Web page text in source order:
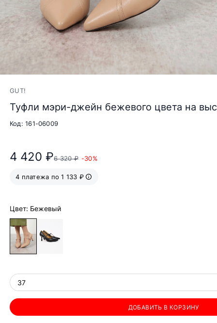
GUT!
Туфли мэри-джейн бежевого цвета на
Код: 161-06009
4 420 ₽6 320 ₽ -30%
4 платежа по 1 133 ₽
Цвет: Бежевый
37
ДОБАВИТЬ В КОРЗИНУ